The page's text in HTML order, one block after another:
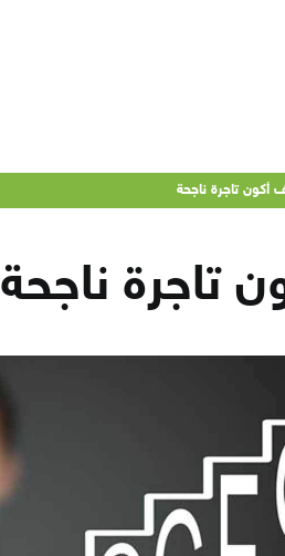
أكون تاجرة ناجحة
تاجرة ناجحة